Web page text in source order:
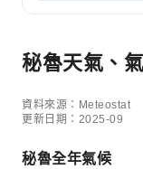
秘魯天氣、
資料來源：Meteostat
更新日期：2025-09
秘魯全年氣候